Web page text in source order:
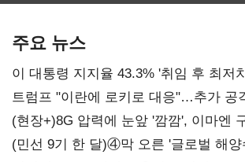
주요 뉴스
이 대통령 지지율 43.3% '취임 후 최저
'하락'
트럼프 "이란에 로키로 대응"…추가 공
압박 시사
(현장+)8G 압력에 눈앞 '깜깜', 이마엔
화려한 에어쇼 뒤 땀방울
(민선 9기 한 달)④막 오른 '글로벌 해